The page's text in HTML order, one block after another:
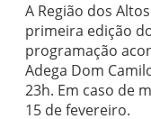
A Região dos
primeira edição
programação
Adega Dom
23h. Em caso de
15 de fevereiro.